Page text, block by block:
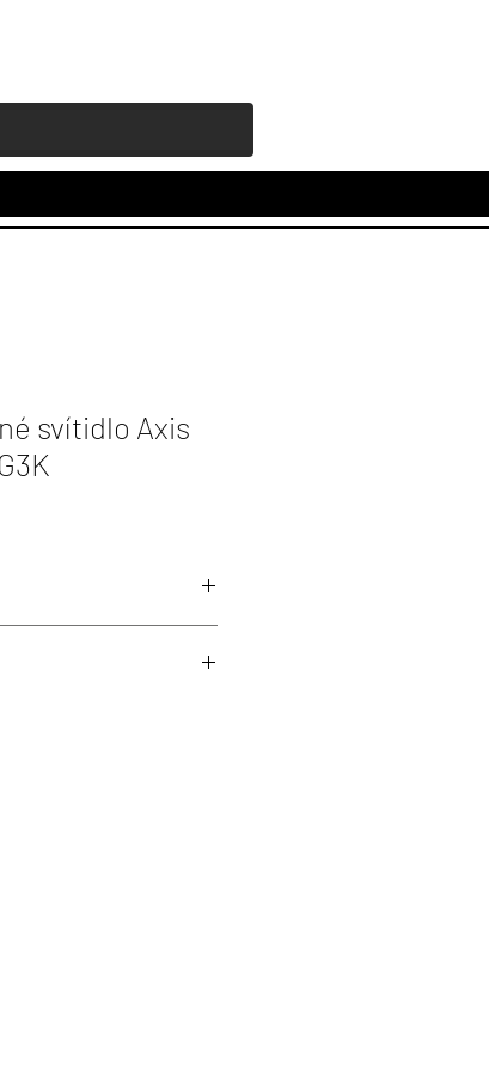
svítidlo Axis